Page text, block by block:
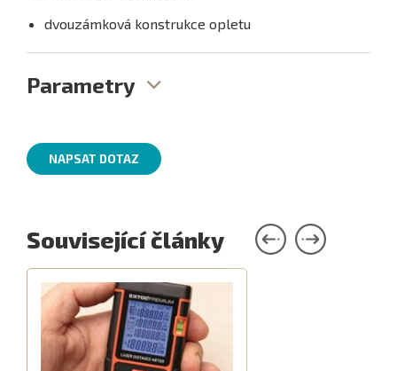
dvouzámková konstrukce opletu
Parametry
NAPSAT DOTAZ
Související články